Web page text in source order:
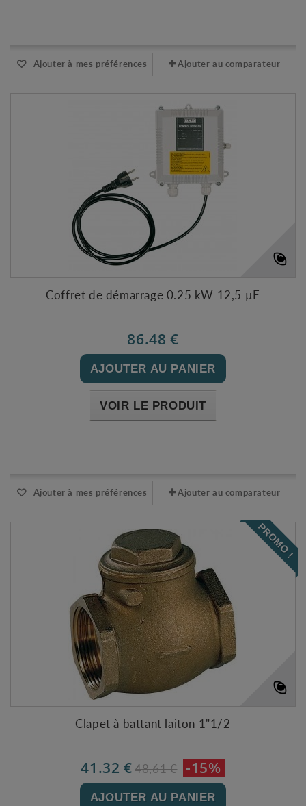
Ajouter à mes préférences Ajouter au comparateur
Coffret de démarrage 0.25 kW 12,5 µF
86.48 €
AJOUTER AU PANIER
VOIR LE PRODUIT
Ajouter à mes préférences Ajouter au comparateur
PROMO !
Clapet à battant laiton 1"1/2
41.32 €48,61 € -15%
AJOUTER AU PANIER